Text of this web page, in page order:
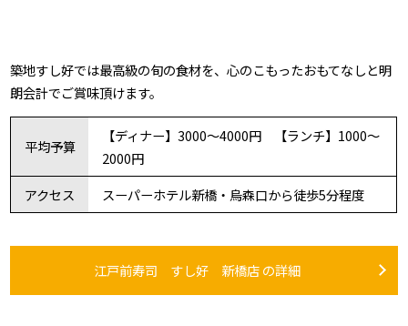
築地すし好では最高級の旬の食材を、心のこもったおもてなしと明
朗会計でご賞味頂けます。
平均予算
【ディナー】3000～4000円 【ランチ】1000～
2000円
アクセス
スーパーホテル新橋・烏森口から徒歩5分程度
江戸前寿司 すし好 新橋店 の詳細